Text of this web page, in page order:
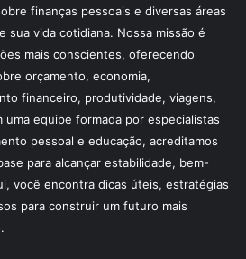
finanças pessoais e diversas áreas
sua vida cotidiana. Nossa missão é
mais conscientes, oferecendo
orçamento, economia,
financeiro, produtividade, viagens,
uma equipe formada por especialistas
pessoal e educação, acreditamos
para alcançar estabilidade, bem-
você encontra dicas úteis, estratégias
para construir um futuro mais